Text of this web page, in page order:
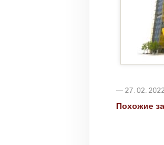
— 27. 02. 2022
Похожие